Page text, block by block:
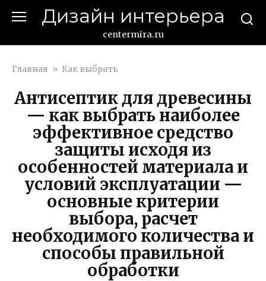
Дизайн интерьера
centermira.ru
Главная » Как выбрать
Антисептик для древесины
— как выбрать наиболее
эффективное средство
защиты исходя из
особенностей материала и
условий эксплуатации —
основные критерии
выбора, расчет
необходимого количества и
способы правильной
обработки